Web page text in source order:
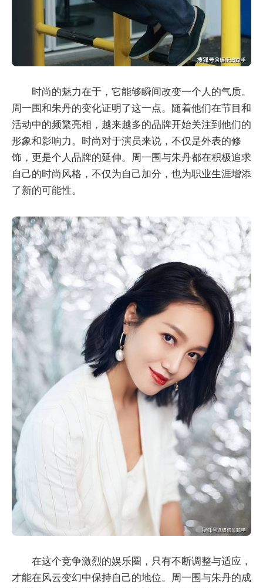
时尚的魅力在于，它能够瞬间改变一个人的气质。
周一围和朱丹的变化证明了这一点。随着他们在节目和
活动中的频繁亮相，越来越多的品牌开始关注到他们的
形象和影响力。时尚对于演员来说，不仅是外表的修
饰，更是个人品牌的延伸。周一围与朱丹都在积极追求
自己的时尚风格，不仅为自己加分，也为职业生涯增添
了新的可能性。
在这个竞争激烈的娱乐圈，只有不断调整与适应，
才能在风云变幻中保持自己的地位。周一围与朱丹的成